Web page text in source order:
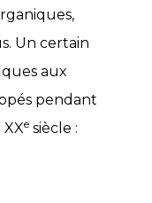
Un certain
aux
pendant
e siècle :